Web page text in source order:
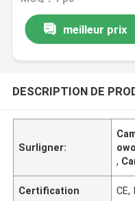
meilleur prix
DESCRIPTION DE
Surligner:
owo
,
Certification CE,